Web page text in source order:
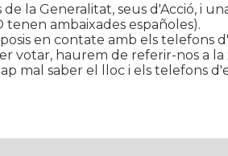
la Generalitat, seus d'Acció, i
ambaixades españoles).
en contate amb els telefons
votar, haurem de referir-nos a la
mal saber el lloc i els telefons